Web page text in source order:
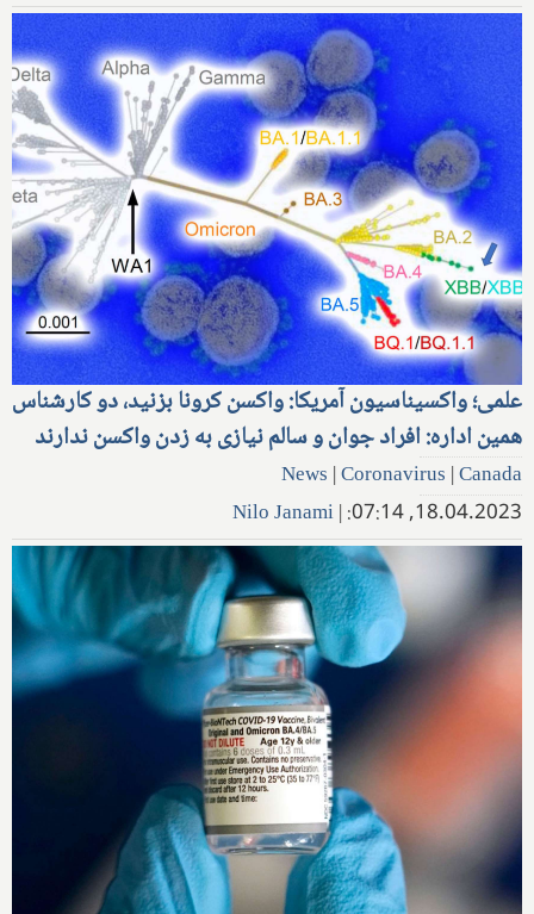
علمی؛ واکسیناسیون آمریکا: واکسن کرونا بزنید، دو کارشناس
همین اداره: افراد جوان و سالم نیازی به زدن واکسن ندارند
News |Coronavirus |Canada
18.04.2023, 07:14:
|
Nilo Janami